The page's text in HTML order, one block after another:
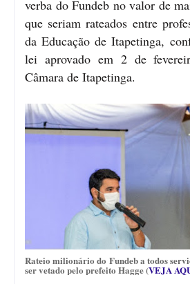
verba do Fundeb no valor de
que seriam rateados entre
da Educação de Itapetinga,
lei aprovado em 2 de
Câmara de Itapetinga.
Rateio milionário do Fundeb a todos
ser vetado pelo prefeito Hagge (VEJA